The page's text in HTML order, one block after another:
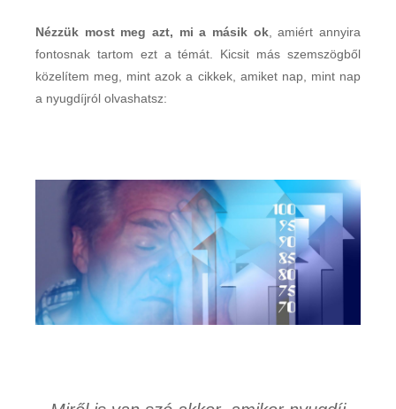
Nézzük most meg azt, mi a másik ok, amiért annyira
fontosnak tartom ezt a témát. Kicsit más szemszögből
közelítem meg, mint azok a cikkek, amiket nap, mint nap
a nyugdíjról olvashatsz: